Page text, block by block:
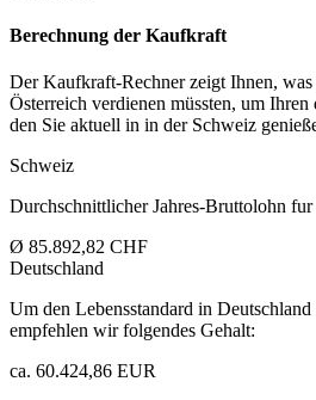
Berechnung der Kaufkraft
Der Kaufkraft-Rechner zeigt Ihnen,
Österreich verdienen müssten, um Ihren
den Sie aktuell in in der Schweiz
Schweiz
Durchschnittlicher Jahres-Bruttolohn fur
Ø 85.892,82 CHF
Deutschland
Um den Lebensstandard in
empfehlen wir folgendes Gehalt:
ca. 60.424,86 EUR